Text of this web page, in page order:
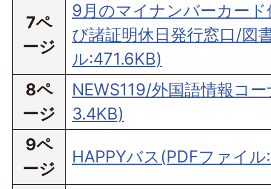
7ペ
ージ
9月のマイナンバーカー
び諸証明休日発行窓口/図
ル:471.6KB)
8ペ
ージ
NEWS119/外国語情報コ
3.4KB)
9ペ
ージ
HAPPYバス(PDFファイ